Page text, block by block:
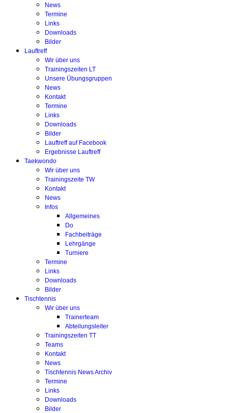
News
Termine
Links
Downloads
Bilder
Lauftreff
Wir über uns
Trainingszeiten LT
Unsere Übungsgruppen
News
Kontakt
Termine
Links
Downloads
Bilder
Lauftreff auf Facebook
Ergebnisse Lauftreff
Taekwondo
Wir über uns
Trainingszeite TW
Kontakt
News
Infos
Allgemeines
Do
Fachbeiträge
Lehrgänge
Turniere
Termine
Links
Downloads
Bilder
Tischtennis
Wir über uns
Trainerteam
Abteilungsleiter
Trainingszeiten TT
Teams
Kontakt
News
Tischtennis News Archiv
Termine
Links
Downloads
Bilder